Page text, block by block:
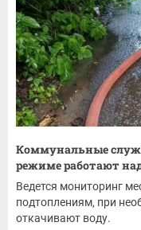
Коммунальные
режиме работают
Ведется мониторинг
подтоплениям, при
откачивают воду.